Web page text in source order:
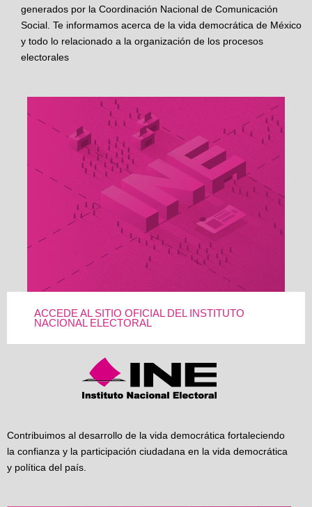
generados por la Coordinación Nacional de Comunicación
Social. Te informamos acerca de la vida democrática de México
y todo lo relacionado a la organización de los procesos
electorales
ACCEDE AL SITIO OFICIAL DEL INSTITUTO
NACIONAL ELECTORAL
Contribuimos al desarrollo de la vida democrática fortaleciendo
la confianza y la participación ciudadana en la vida democrática
y política del país.